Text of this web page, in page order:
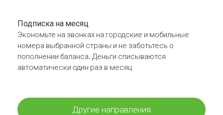
Подписка на месяц
Экономьте на звонках на городские и мобильные
номера выбранной страны и не заботьтесь о
пополнении баланса. Деньги списываются
автоматически один раз в месяц
Другие направления